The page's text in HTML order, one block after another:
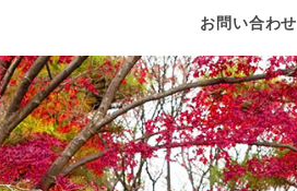
お問い合わせ